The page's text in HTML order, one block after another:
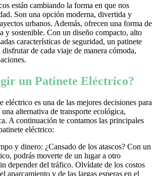
están cambiando la forma en que nos
Son una opción moderna, divertida y
urbanos. Además, ofrecen una forma de
y sostenible. Con un diseño compacto, alto
características de seguridad, un patinete
de cada viaje de manera cómoda,
un Patinete Eléctrico?
eléctrico es una de las mejores decisiones para
alternativa de transporte ecológica,
A continuación te contamos las principales
eléctrico:
y dinero: ¿Cansado de los atascos? Con un
podrás moverte de un lugar a otro
depender del tráfico. Olvídate de los costos
aparcamiento y de las largas esperas en el